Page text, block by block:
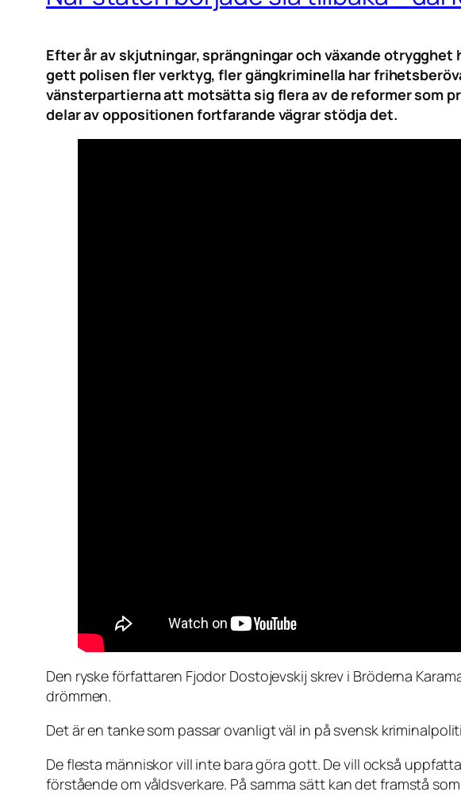
Efter år av skjutningar, sprängningar och växande
gett polisen fler verktyg, fler gängkriminella har
vänsterpartierna att motsätta sig flera av de reformer som
delar av oppositionen fortfarande vägrar stödja det.
Den ryske författaren Fjodor Dostojevskij skrev i Bröderna
drömmen.
Det är en tanke som passar ovanligt väl in på svensk
De flesta människor vill inte bara göra gott. De vill också
förstående om våldsverkare. På samma sätt kan det framstå